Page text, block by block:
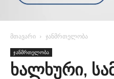
მთავარი ჯანმრთელობა
ჯანმრთელობა
ხალხური,